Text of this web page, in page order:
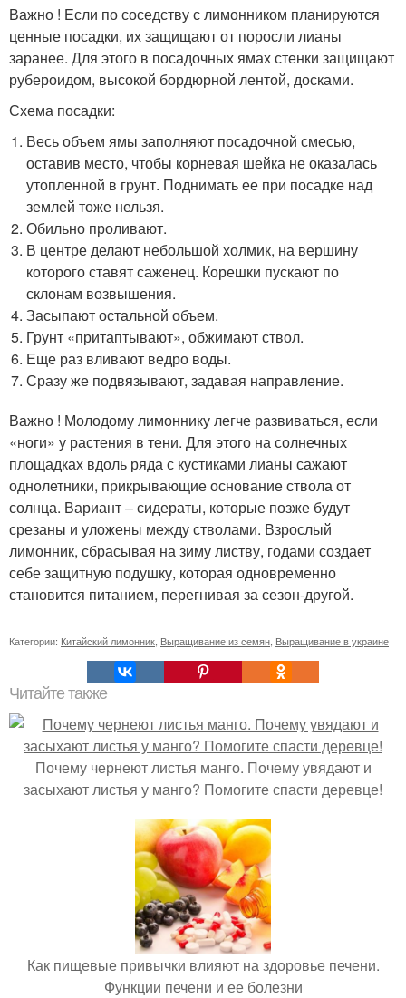
Важно ! Если по соседству с лимонником планируются
ценные посадки, их защищают от поросли лианы
заранее. Для этого в посадочных ямах стенки защищают
рубероидом, высокой бордюрной лентой, досками.
Схема посадки:
Весь объем ямы заполняют посадочной смесью,
оставив место, чтобы корневая шейка не оказалась
утопленной в грунт. Поднимать ее при посадке над
землей тоже нельзя.
Обильно проливают.
В центре делают небольшой холмик, на вершину
которого ставят саженец. Корешки пускают по
склонам возвышения.
Засыпают остальной объем.
Грунт «притаптывают», обжимают ствол.
Еще раз вливают ведро воды.
Сразу же подвязывают, задавая направление.
Важно ! Молодому лимоннику легче развиваться, если
«ноги» у растения в тени. Для этого на солнечных
площадках вдоль ряда с кустиками лианы сажают
однолетники, прикрывающие основание ствола от
солнца. Вариант – сидераты, которые позже будут
срезаны и уложены между стволами. Взрослый
лимонник, сбрасывая на зиму листву, годами создает
себе защитную подушку, которая одновременно
становится питанием, перегнивая за сезон-другой.
Категории: Китайский лимонник, Выращивание из семян, Выращивание в украине
Читайте также
Почему чернеют листья манго. Почему увядают и
засыхают листья у манго? Помогите спасти деревце!
Как пищевые привычки влияют на здоровье печени.
Функции печени и ее болезни